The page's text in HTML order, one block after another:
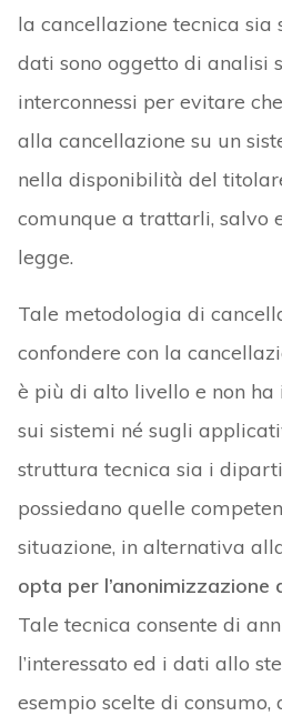
la cancellazione tecnica sia
dati sono oggetto di analisi
interconnessi per evitare
alla cancellazione su un
nella disponibilità del
comunque a trattarli, salvo
legge.
Tale metodologia di
confondere con la
è più di alto livello e non ha
sui sistemi né sugli
struttura tecnica sia i
possiedano quelle
situazione, in alternativa
opta per l’anonimizzazione
Tale tecnica consente di
l’interessato ed i dati allo
esempio scelte di consumo,